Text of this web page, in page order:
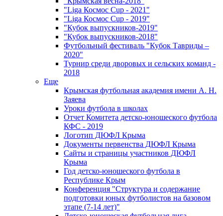
"Liga Космос Cup - 2021"
"Liga Космос Cup - 2019"
"Кубок выпускников-2019"
"Кубок выпускников-2018"
Футбольный фестиваль "Кубок Тавриды –
2020"
Турнир среди дворовых и сельских команд -
2018
Еще
Крымская футбольная академия имени А. Н.
Заяева
Уроки футбола в школах
Отчет Комитета детско-юношеского футбола
КФС - 2019
Логотип ДЮФЛ Крыма
Документы первенства ДЮФЛ Крыма
Сайты и страницы участников ДЮФЛ
Крыма
Год детско-юношеского футбола в
Республике Крым
Конференция "Структура и содержание
подготовки юных футболистов на базовом
этапе (7-14 лет)"